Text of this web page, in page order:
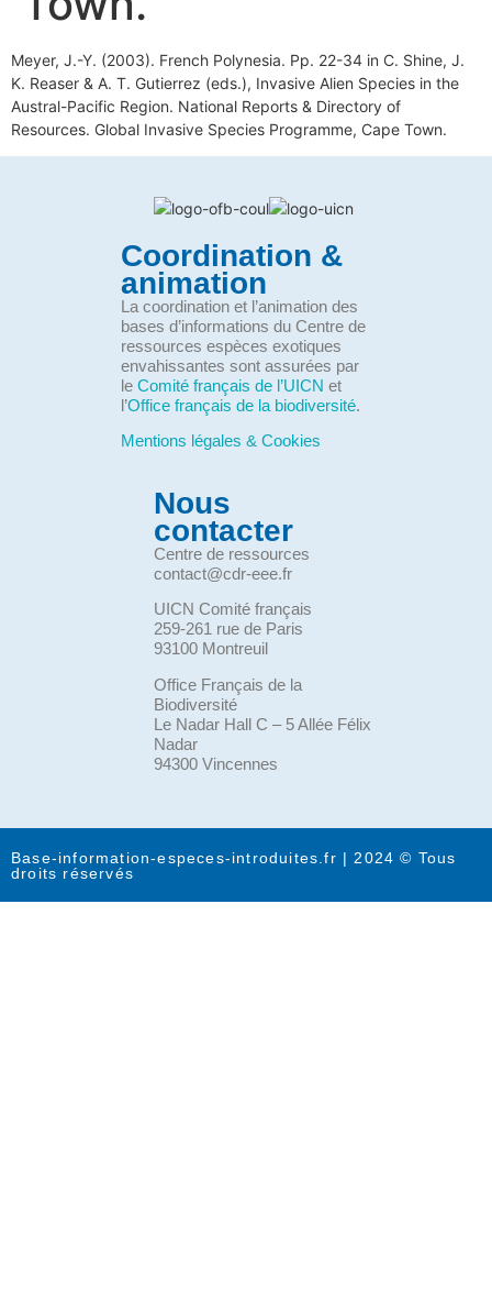
Meyer, J.-Y. (2003). French Polynesia. Pp. 22-34 in C. Shine, J.
K. Reaser & A. T. Gutierrez (eds.), Invasive Alien Species in the
Austral-Pacific Region. National Reports & Directory of
Resources. Global Invasive Species Programme, Cape Town.
Coordination &
animation
La coordination et l’animation des
bases d’informations du Centre de
ressources espèces exotiques
envahissantes sont assurées par
le Comité français de l’UICN et
l’Office français de la biodiversité.
Mentions légales & Cookies
Nous
contacter
Centre de ressources
contact@cdr-eee.fr
UICN Comité français
259-261 rue de Paris
93100 Montreuil
Office Français de la
Biodiversité
Le Nadar Hall C – 5 Allée Félix
Nadar
94300 Vincennes
Base-information-especes-introduites.fr | 2024 © Tous
droits réservés